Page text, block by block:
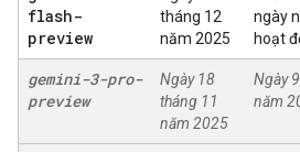
flash-
preview
tháng 12
năm 2025
ngày
hoạt
gemini-3-pro-
preview
Ngày 18
tháng 11
năm 2025
Ngày
năm